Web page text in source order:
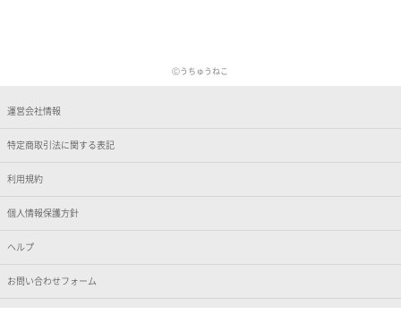
Ⓒうちゅうねこ
運営会社情報
特定商取引法に関する表記
利用規約
個人情報保護方針
ヘルプ
お問い合わせフォーム